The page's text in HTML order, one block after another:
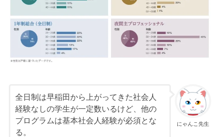
にゃんこ先生
全日制は早稲田から上がってきた社会人
経験なしの学生が一定数いるけど、他の
プログラムは基本社会人経験が必須とな
る。